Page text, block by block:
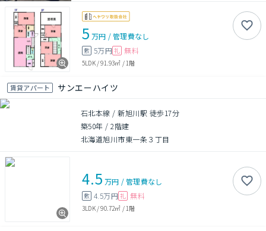
5 万円 /管理費なし
敷 5万円 礼 無料
5LDK/91.93㎡ /1階
賃貸アパート サンエーハイツ
石北本線 / 新旭川駅 徒歩17分
築50年 /2階建
北海道旭川市東一条３丁目
4.5 万円 /管理費なし
敷 4.5万円 礼 無料
3LDK/90.72㎡ / 1階